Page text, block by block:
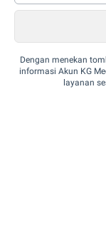
Dengan menekan
informasi Akun KG
layanan